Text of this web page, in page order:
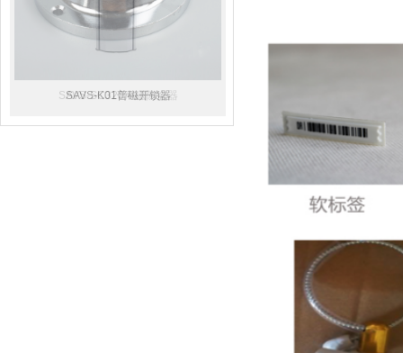
SAVS-SC320声磁防盗器
SAVS-K01普磁开锁器